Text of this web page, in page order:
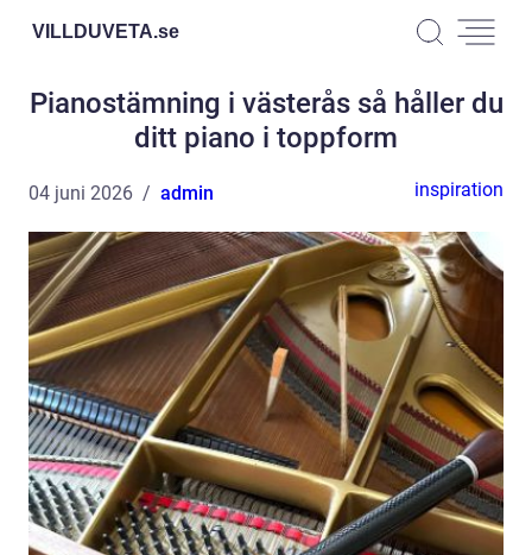
VILLDUVETA.se
Pianostämning i västerås så håller du
ditt piano i toppform
04 juni 2026 admin inspiration